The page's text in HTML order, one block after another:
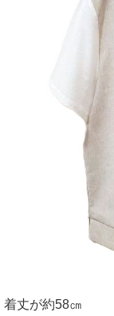
着丈が約58㎝